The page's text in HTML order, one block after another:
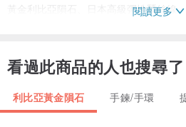
黃金利比亞隕石、日本高級彈性蠶絲線
能量非常強大，但是非常緩慢的傳遞，
適合新手入門。利比亞隕石是能為人生
閱讀更多
看過此商品的人也搜尋了
利比亞黃金隕石 手鍊/手環